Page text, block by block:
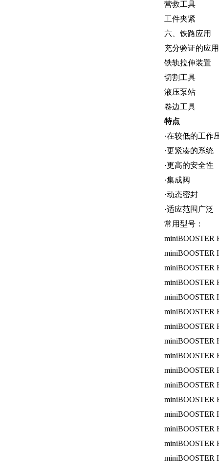
营救工具
工件夹紧
六、铁路应用
充分验证的应
铁轨拉伸装置
切割工具
液压泵站
卷边工具
特点
·在较低的工作
·更紧凑的系统
·更高的安全性
·集成阀
·动态密封
·适应范围广泛
常用型号：
miniBOOSTER
miniBOOSTER
miniBOOSTER
miniBOOSTER
miniBOOSTER
miniBOOSTER
miniBOOSTER
miniBOOSTER
miniBOOSTER
miniBOOSTER
miniBOOSTER
miniBOOSTER
miniBOOSTER
miniBOOSTER
miniBOOSTER
miniBOOSTER